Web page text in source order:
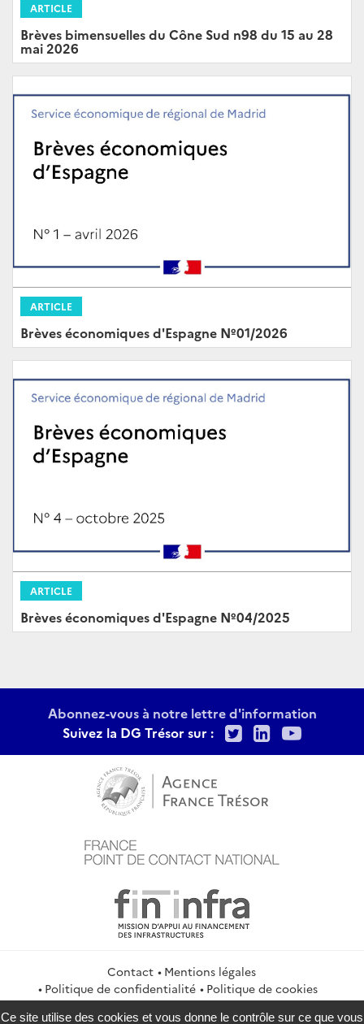
ARTICLE
Brèves bimensuelles du Cône Sud n98 du 15 au 28
mai 2026
ARTICLE
Brèves économiques d'Espagne Nº01/2026
ARTICLE
Brèves économiques d'Espagne Nº04/2025
Abonnez-vous à notre lettre d'information
Suivez la DG Trésor sur :
TwitterLinkedIn
Contact
Mentions légales
Politique de confidentialité
Politique de cookies
Gestion des cookies
Flux RSS
Ce site utilise des cookies et vous donne le contrôle sur ce que vous